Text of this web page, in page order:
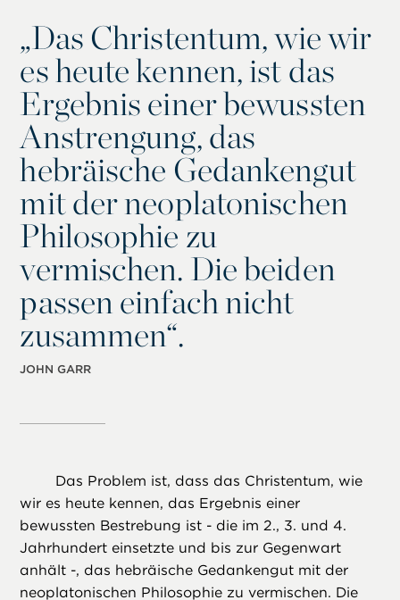
„Das Christentum, wie wir
es heute kennen, ist das
Ergebnis einer bewussten
Anstrengung, das
hebräische Gedankengut
mit der neoplatonischen
Philosophie zu
vermischen. Die beiden
passen einfach nicht
zusammen“.
JOHN GARR
Das Problem ist, dass das Christentum, wie
wir es heute kennen, das Ergebnis einer
bewussten Bestrebung ist - die im 2., 3. und 4.
Jahrhundert einsetzte und bis zur Gegenwart
anhält -, das hebräische Gedankengut mit der
neoplatonischen Philosophie zu vermischen. Die